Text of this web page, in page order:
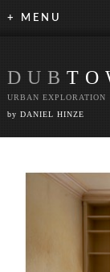
+ MENU
DUB
URBAN EXPLORATION
by DANIEL HINZE